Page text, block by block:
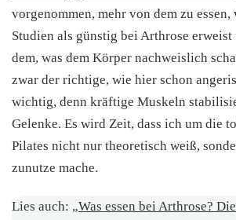
vorgenommen, mehr von dem zu essen,
Studien als günstig bei Arthrose
dem, was dem Körper nachweislich
zwar der richtige, wie hier schon
wichtig, denn kräftige Muskeln
Gelenke. Es wird Zeit, dass ich um die
Pilates nicht nur theoretisch weiß,
zunutze mache.
Lies auch: „Was essen bei Arthrose?